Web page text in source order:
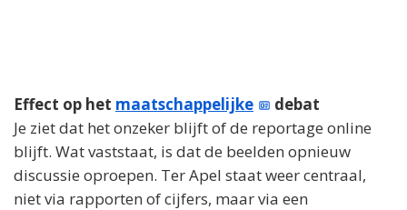
Effect op het maatschappelijke
debat
Je ziet dat het onzeker blijft of de reportage online
blijft. Wat vaststaat, is dat de beelden opnieuw
discussie oproepen. Ter Apel staat weer centraal,
niet via rapporten of cijfers, maar via een